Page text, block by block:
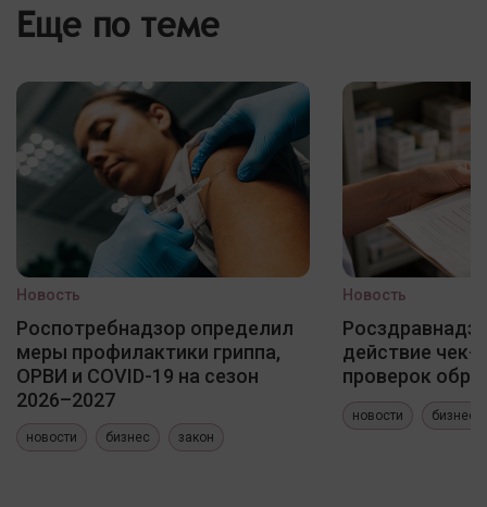
Еще по теме
Новость
Роспотребнадзор определил
меры профилактики гриппа,
ОРВИ и COVID-19 на сезон
2026–2027
новости бизнес закон
Новость
действие чек-
проверок
новости бизнес